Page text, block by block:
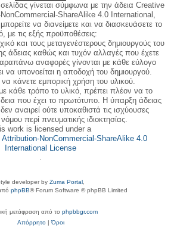
γίνεται σύμφωνα με την άδεια Creative
ShareAlike 4.0 International,
να διανείμετε και να διασκευάσετε το
με τις εξής προϋποθέσεις:
και τους μεταγενέστερους δημιουργούς του
άδειας καθώς και τυχόν αλλαγές που έχετε
αναφορές γίνονται με κάθε εύλογο
να υπονοείται η αποδοχή του δημιουργού.
κάνετε εμπορική χρήση του υλικού.
κάθε τρόπο το υλικό, πρέπει πλέον να το
που έχει το πρωτότυπο. Η ύπαρξη άδειας
αναιρεί ούτε υποκαθιστά τις ισχύουσες
νόμου περί πνευματικής ιδιοκτησίας.
work is licensed under a
NonCommercial-ShareAlike 4.0
International License
.
developer by Zuma Portal
phpBB® Forum Software © phpBB Limited
μετάφραση από το phpbbgr.com
Απόρρητο|Όροι